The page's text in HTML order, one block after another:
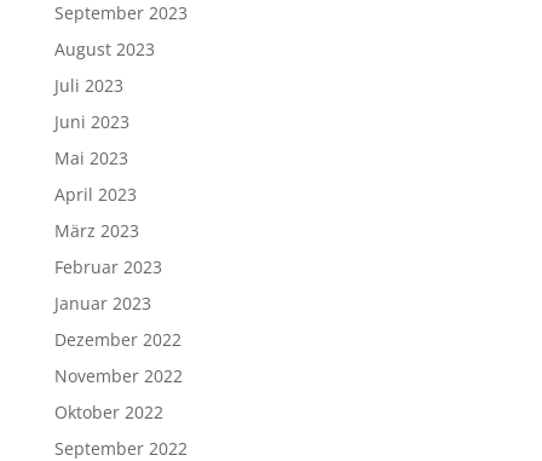
September 2023
August 2023
Juli 2023
Juni 2023
Mai 2023
April 2023
März 2023
Februar 2023
Januar 2023
Dezember 2022
November 2022
Oktober 2022
September 2022